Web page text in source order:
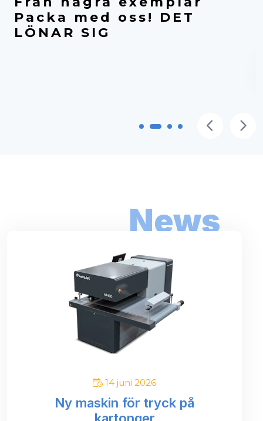
Packa med oss! DET
LÖNAR SIG
News
14 juni 2026
Ny maskin för tryck på